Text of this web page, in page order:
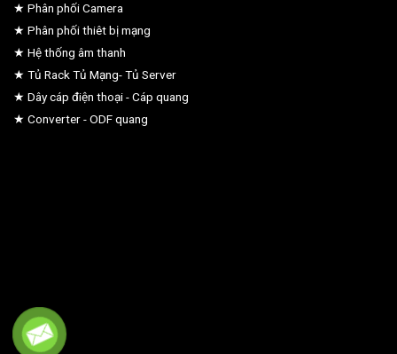
★ Phân phối Camera
★ Phân phối thiêt bị mạng
★ Hệ thống âm thanh
★ Tủ Rack Tủ Mạng- Tủ Server
★ Dây cáp điện thoại - Cáp quang
★ Converter - ODF quang